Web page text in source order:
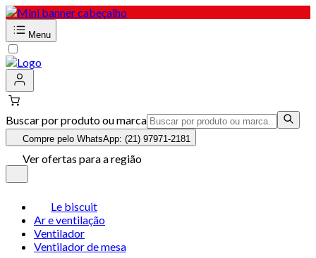
Menu
Buscar por produto ou marca
Compre pelo WhatsApp: (21) 97971-2181
Ver ofertas para a região
Le biscuit
Ar e ventilação
Ventilador
Ventilador de mesa